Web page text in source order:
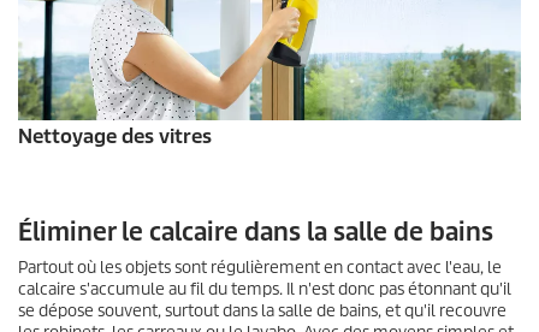
Nettoyage des vitres
Éliminer le calcaire dans la salle de bains
Partout où les objets sont régulièrement en contact avec l'eau, le
calcaire s'accumule au fil du temps. Il n'est donc pas étonnant qu'il
se dépose souvent, surtout dans la salle de bains, et qu'il recouvre